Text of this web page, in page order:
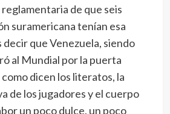
de que seis
suramericana tenían esa
que Venezuela, siendo
al Mundial por la puerta
dicen los literatos, la
de los jugadores y el cuerpo
un poco dulce, un poco